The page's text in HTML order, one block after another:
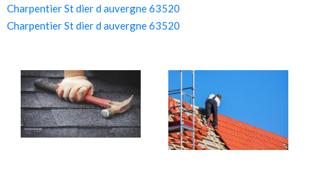
Charpentier St dier d auvergne 63520
Charpentier St dier d auvergne 63520